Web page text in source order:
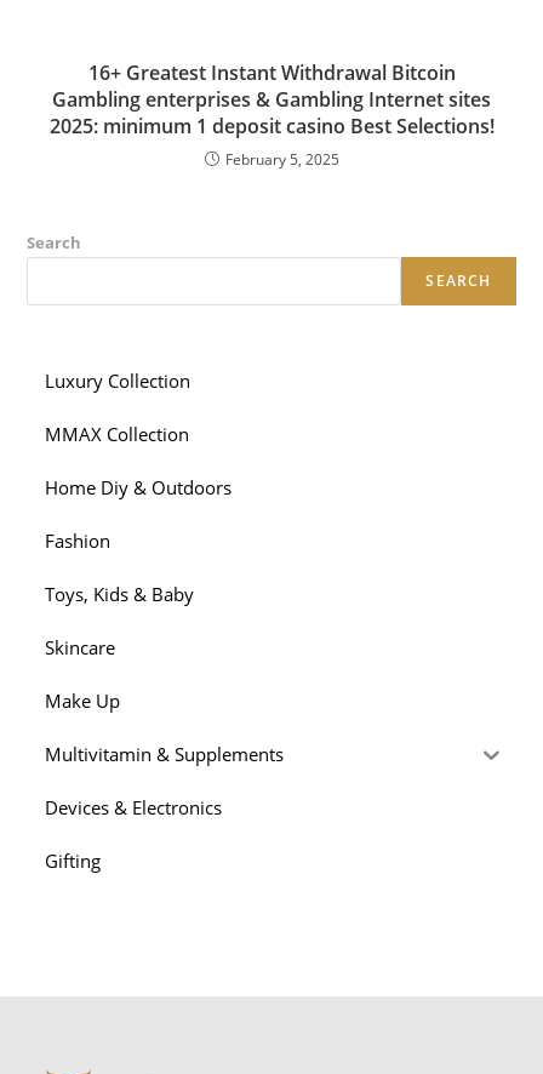
16+ Greatest Instant Withdrawal Bitcoin
Gambling enterprises & Gambling Internet sites
2025: minimum 1 deposit casino Best Selections!
February 5, 2025
Search
SEARCH
Luxury Collection
MMAX Collection
Home Diy & Outdoors
Fashion
Toys, Kids & Baby
Skincare
Make Up
Multivitamin & Supplements
Devices & Electronics
Gifting